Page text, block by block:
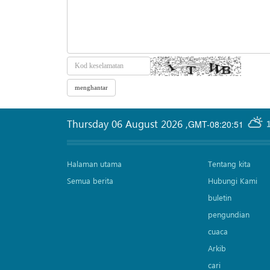
GMT-08:20:51
Thursday 06 August 2026 ,
Halaman utama
Semua berita
Tentang kita
Hubungi Kami
buletin
pengundian
cuaca
Arkib
cari